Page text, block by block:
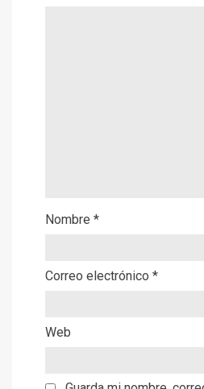
Nombre *
Correo electrónico *
Web